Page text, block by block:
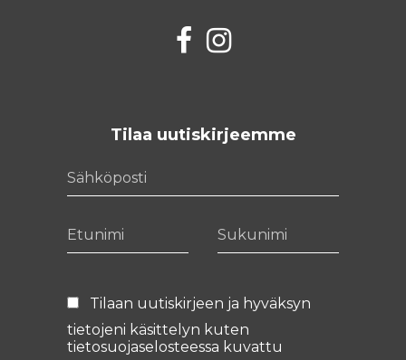
FacebookInstagram
Tilaa uutiskirjeemme
Tilaan uutiskirjeen ja hyväksyn
tietojeni käsittelyn kuten
tietosuojaselosteessa kuvattu